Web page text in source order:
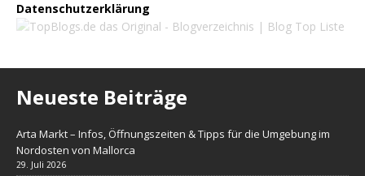
Datenschutzerklärung
Neueste Beiträge
Arta Markt – Infos, Öffnungszeiten & Tipps für die Umgebung im
Nordosten von Mallorca
29. Juli 2026